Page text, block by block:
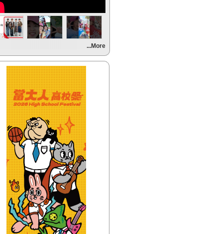
(南部)
點播特區-小米
】
(宜蘭)
東STOP！MUSIC ON
】
)HITO西洋排行榜-elsa
【HitFm正在進行】
(花東)
東STOP！MUSIC ON
AIR
】
播)HITO西洋排行榜-elsa
...More